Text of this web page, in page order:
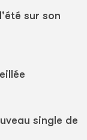
sur son
single de